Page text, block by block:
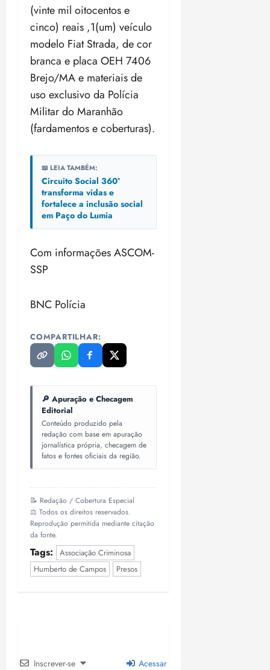
(vinte mil oitocentos e
cinco) reais ,1(um) veículo
modelo Fiat Strada, de cor
branca e placa OEH 7406
Brejo/MA e materiais de
uso exclusivo da Polícia
Militar do Maranhão
(fardamentos e coberturas).
📖 LEIA TAMBÉM:
Circuito Social 360°
transforma vidas e
fortalece a inclusão social
em Paço do Lumia
Com informações ASCOM-
SSP
BNC Polícia
COMPARTILHAR:
🔎 Apuração e Checagem
Editorial
Conteúdo produzido pela
redação com base em apuração
jornalística própria, checagem de
fatos e fontes oficiais da região.
📝 Redação / Cobertura Especial
⚖️ Todos os direitos reservados.
Reprodução permitida mediante citação
da fonte.
Tags:
Associação Criminosa
Humberto de Campos
Presos
Inscrever-se Acessar